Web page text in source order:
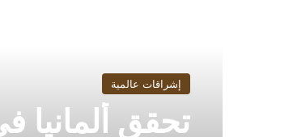
إشراقات عالمية
تحقق